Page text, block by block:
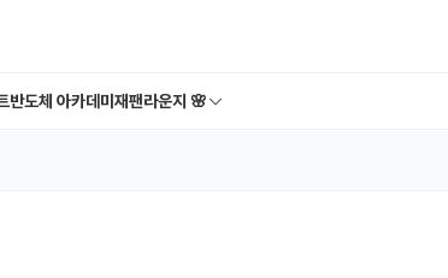
반도체 아카데미 재팬라운지 🌸